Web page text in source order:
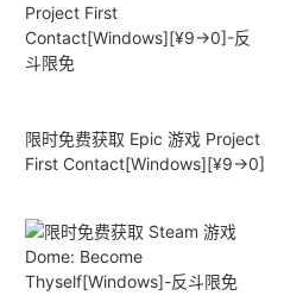
限时免费获取 Epic 游戏 Project
First Contact[Windows][¥9→0]